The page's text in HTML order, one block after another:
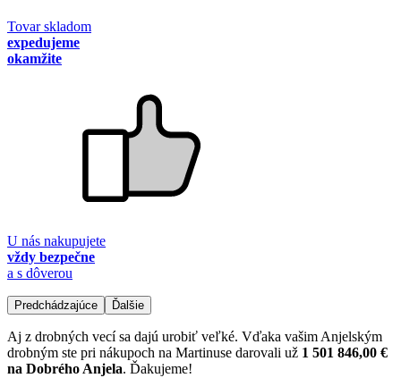
Tovar skladom
expedujeme
okamžite
U nás nakupujete
vždy bezpečne
a s dôverou
Predchádzajúce Ďalšie
Aj z drobných vecí sa dajú urobiť veľké. Vďaka vašim Anjelským
drobným ste pri nákupoch na Martinuse darovali už 1 501 846,00 €
na Dobrého Anjela. Ďakujeme!